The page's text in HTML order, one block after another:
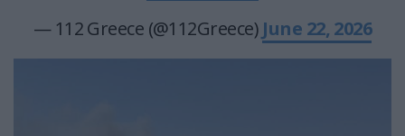
— 112 Greece (@112Greece) June 22, 2026